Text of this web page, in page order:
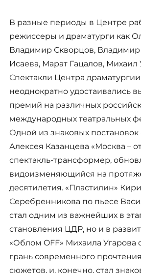
В разные периоды в Центре
режиссеры и драматурги как
Владимир Скворцов, Владимир
Исаева, Марат Гацалов, Михаил
Спектакли Центра
неоднократно удостаивались
премий на различных
международных театральных
Одной из знаковых постановок
Алексея Казанцева «Москва –
спектакль-трансформер,
видоизменяющийся на
десятилетия. «Пластилин»
Серебренникова по пьесе
стал одним из важнейших в
становления ЦДР, но и в
«Облом OFF» Михаила Угарова
грань современного
сюжетов, и, конечно, стал